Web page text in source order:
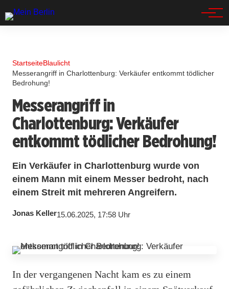
StartseiteBlaulicht
Messerangriff in Charlottenburg: Verkäufer entkommt tödlicher
Bedrohung!
Messerangriff in
Charlottenburg: Verkäufer
entkommt tödlicher Bedrohung!
Ein Verkäufer in Charlottenburg wurde von
einem Mann mit einem Messer bedroht, nach
einem Streit mit mehreren Angreifern.
Jonas Keller15.06.2025, 17:58 Uhr
In der vergangenen Nacht kam es zu einem